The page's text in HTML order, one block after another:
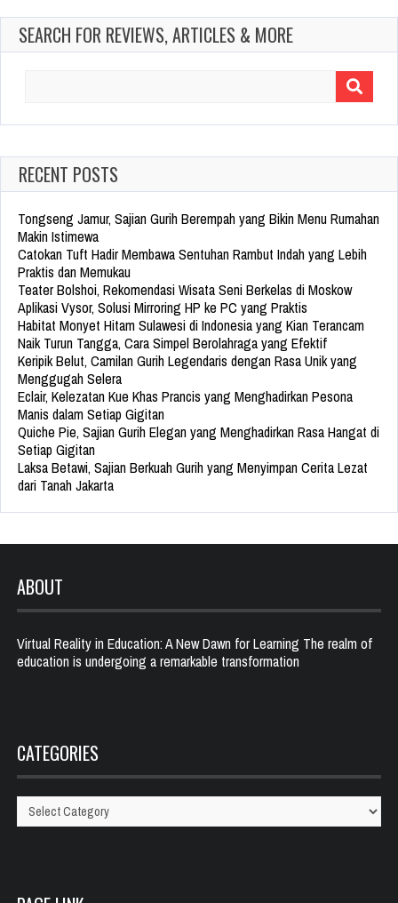
SEARCH FOR REVIEWS, ARTICLES & MORE
RECENT POSTS
Tongseng Jamur, Sajian Gurih Berempah yang Bikin Menu Rumahan
Makin Istimewa
Catokan Tuft Hadir Membawa Sentuhan Rambut Indah yang Lebih
Praktis dan Memukau
Teater Bolshoi, Rekomendasi Wisata Seni Berkelas di Moskow
Aplikasi Vysor, Solusi Mirroring HP ke PC yang Praktis
Habitat Monyet Hitam Sulawesi di Indonesia yang Kian Terancam
Naik Turun Tangga, Cara Simpel Berolahraga yang Efektif
Keripik Belut, Camilan Gurih Legendaris dengan Rasa Unik yang
Menggugah Selera
Eclair, Kelezatan Kue Khas Prancis yang Menghadirkan Pesona
Manis dalam Setiap Gigitan
Quiche Pie, Sajian Gurih Elegan yang Menghadirkan Rasa Hangat di
Setiap Gigitan
Laksa Betawi, Sajian Berkuah Gurih yang Menyimpan Cerita Lezat
dari Tanah Jakarta
ABOUT
Virtual Reality in Education: A New Dawn for Learning The realm of
education is undergoing a remarkable transformation
CATEGORIES
Categories